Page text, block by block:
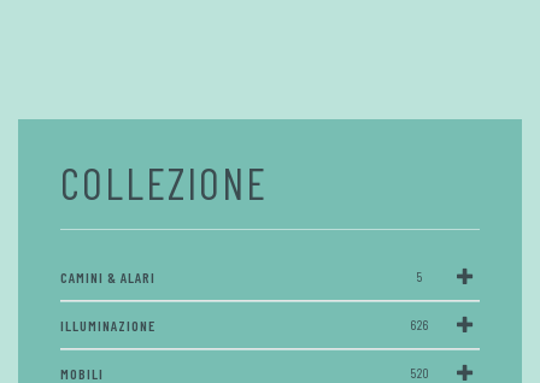
COLLEZIONE
CAMINI & ALARI 5
ILLUMINAZIONE 626
MOBILI 520